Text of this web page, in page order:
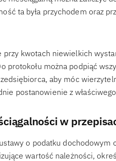
ta była przychodem oraz
przy kwotach niewielkich
protokołu można podpiąć
aby móc
postanowienie z
w
o podatku dochodowym
wartość należności,